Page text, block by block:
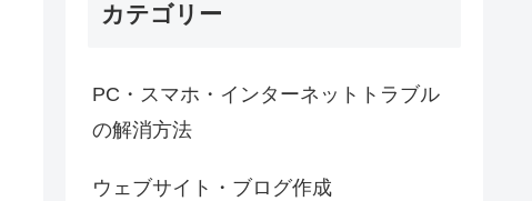
カテゴリー
PC・スマホ・インターネットトラブル
の解消方法
ウェブサイト・ブログ作成